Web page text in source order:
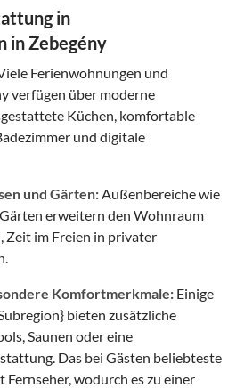
in
in Zebegény
Ferienwohnungen und
verfügen über moderne
Küchen, komfortable
und digitale
und Gärten: Außenbereiche wie
erweitern den Wohnraum
Zeit im Freien in privater
Komfortmerkmale: Einige
bieten zusätzliche
Saunen oder eine
Das bei Gästen beliebteste
wodurch es zu einer